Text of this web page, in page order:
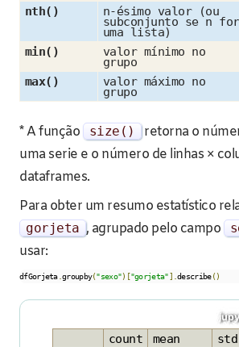
nth()
n-ésimo valor (ou
subconjunto se n for
uma lista)
min()
valor mínimo no
grupo
max()
valor máximo no
grupo
*A função size ()
retorna o
uma serie e o número de linhas ×
dataframes.
Para obter um resumo estatístico
gorjeta , agrupado pelo campo
usar:
dfGorjeta.groupby("sexo")["gorjeta"].describe()
count mean std